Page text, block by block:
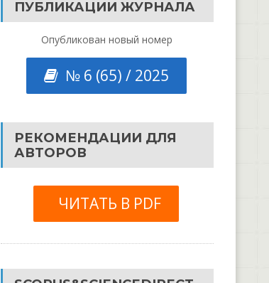
ПУБЛИКАЦИИ ЖУРНАЛА
Опубликован новый номер
№ 6 (65) / 2025
РЕКОМЕНДАЦИИ ДЛЯ
АВТОРОВ
ЧИТАТЬ В PDF